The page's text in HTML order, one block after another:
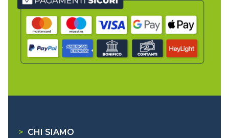
> CHI SIAMO